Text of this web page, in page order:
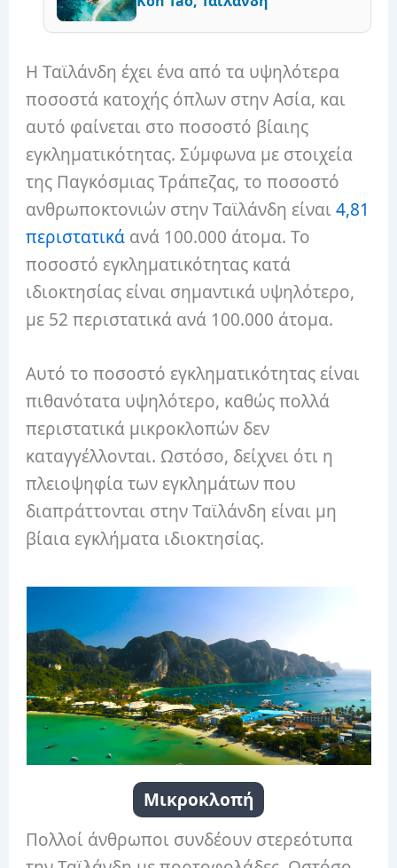
Η Ταϊλάνδη έχει ένα από τα υψηλότερα
ποσοστά κατοχής όπλων στην Ασία, και
αυτό φαίνεται στο ποσοστό βίαιης
εγκληματικότητας. Σύμφωνα με στοιχεία
της Παγκόσμιας Τράπεζας, το ποσοστό
ανθρωποκτονιών στην Ταϊλάνδη είναι4,81
περιστατικά ανά 100.000 άτομα. Το
ποσοστό εγκληματικότητας κατά
ιδιοκτησίας είναι σημαντικά υψηλότερο,
με 52 περιστατικά ανά 100.000 άτομα.
Αυτό το ποσοστό εγκληματικότητας είναι
πιθανότατα υψηλότερο, καθώς πολλά
περιστατικά μικροκλοπών δεν
καταγγέλλονται. Ωστόσο, δείχνει ότι η
πλειοψηφία των εγκλημάτων που
διαπράττονται στην Ταϊλάνδη είναι μη
βίαια εγκλήματα ιδιοκτησίας.
Μικροκλοπή
Πολλοί άνθρωποι συνδέουν στερεότυπα